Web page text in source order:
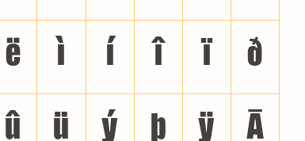
ë ì í î ï ð
û ü ý þ ÿ Ā